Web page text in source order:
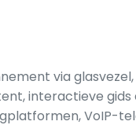
via
interactieve gids
VoIP-